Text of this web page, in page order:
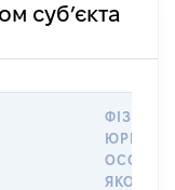
суб’єкта
ОСОБА,
ЯКОЇ